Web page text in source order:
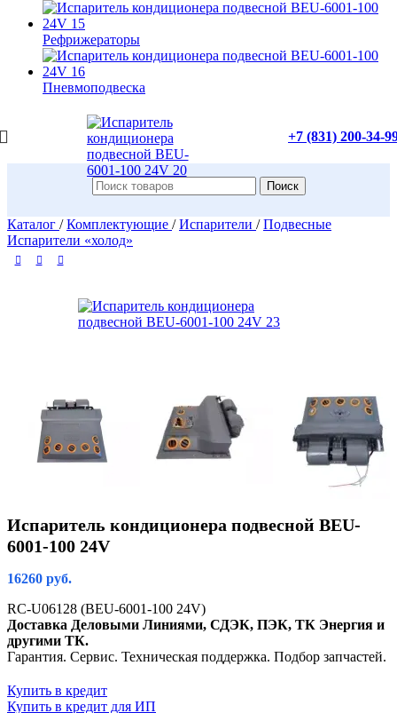
Рефрижераторы
Пневмоподвеска
+7 (831) 200-34-
Поиск
Каталог / Комплектующие / Испарители / Подвесные
Испарители «холод»
Испаритель кондиционера подвесной BEU-
6001-100 24V
16260 руб.
RC-U06128 (BEU-6001-100 24V)
Доставка Деловыми Линиями, СДЭК, ПЭК, ТК Энергия и
другими ТК.
Гарантия. Сервис. Техническая поддержка. Подбор запчастей.
Купить в кредит
Купить в кредит для ИП